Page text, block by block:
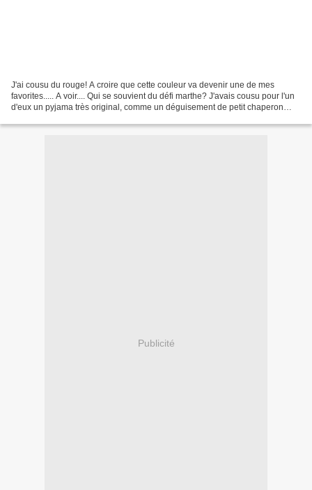
J'ai cousu du rouge! A croire que cette couleur va devenir une de mes
favorites..... A voir.... Qui se souvient du défi marthe? J'avais cousu pour l'un
d'eux un pyjama très original, comme un déguisement de petit chaperon
Publicité